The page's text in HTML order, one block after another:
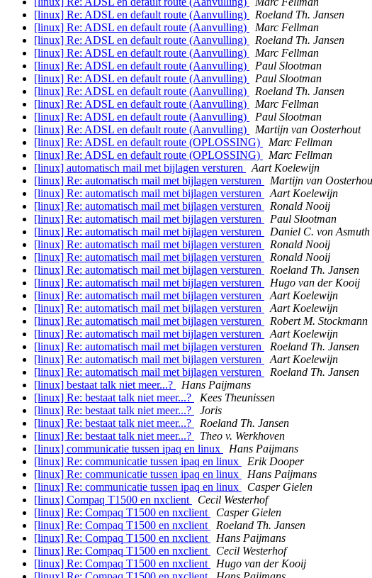
[linux] Re: ADSL en default route (Aanvulling)
Roeland Th. Jansen
[linux] Re: ADSL en default route (Aanvulling)
Marc Fellman
[linux] Re: ADSL en default route (Aanvulling)
Roeland Th. Jansen
[linux] Re: ADSL en default route (Aanvulling)
Marc Fellman
[linux] Re: ADSL en default route (Aanvulling)
Paul Slootman
[linux] Re: ADSL en default route (Aanvulling)
Paul Slootman
[linux] Re: ADSL en default route (Aanvulling)
Roeland Th. Jansen
[linux] Re: ADSL en default route (Aanvulling)
Marc Fellman
[linux] Re: ADSL en default route (Aanvulling)
Paul Slootman
[linux] Re: ADSL en default route (Aanvulling)
Martijn van Oosterhout
[linux] Re: ADSL en default route (OPLOSSING)
Marc Fellman
[linux] Re: ADSL en default route (OPLOSSING)
Marc Fellman
[linux] automatisch mail met bijlagen versturen
Aart Koelewijn
[linux] Re: automatisch mail met bijlagen versturen
Martijn van
[linux] Re: automatisch mail met bijlagen versturen
Aart Koelewijn
[linux] Re: automatisch mail met bijlagen versturen
Ronald Nooij
[linux] Re: automatisch mail met bijlagen versturen
Paul Slootman
[linux] Re: automatisch mail met bijlagen versturen
Daniel C. von Asmuth
[linux] Re: automatisch mail met bijlagen versturen
Ronald Nooij
[linux] Re: automatisch mail met bijlagen versturen
Ronald Nooij
[linux] Re: automatisch mail met bijlagen versturen
Roeland Th. Jansen
[linux] Re: automatisch mail met bijlagen versturen
Hugo van der Kooij
[linux] Re: automatisch mail met bijlagen versturen
Aart Koelewijn
[linux] Re: automatisch mail met bijlagen versturen
Aart Koelewijn
[linux] Re: automatisch mail met bijlagen versturen
Robert M. Stockmann
[linux] Re: automatisch mail met bijlagen versturen
Aart Koelewijn
[linux] Re: automatisch mail met bijlagen versturen
Roeland Th. Jansen
[linux] Re: automatisch mail met bijlagen versturen
Aart Koelewijn
[linux] Re: automatisch mail met bijlagen versturen
Roeland Th. Jansen
[linux] bestaat talk niet meer...?
Hans Paijmans
[linux] Re: bestaat talk niet meer...?
Kees Theunissen
[linux] Re: bestaat talk niet meer...?
Joris
[linux] Re: bestaat talk niet meer...?
Roeland Th. Jansen
[linux] Re: bestaat talk niet meer...?
Theo v. Werkhoven
[linux] communicatie tussen ipaq en linux
Hans Paijmans
[linux] Re: communicatie tussen ipaq en linux
Erik Dooper
[linux] Re: communicatie tussen ipaq en linux
Hans Paijmans
[linux] Re: communicatie tussen ipaq en linux
Casper Gielen
[linux] Compaq T1500 en nxclient
Cecil Westerhof
[linux] Re: Compaq T1500 en nxclient
Casper Gielen
[linux] Re: Compaq T1500 en nxclient
Roeland Th. Jansen
[linux] Re: Compaq T1500 en nxclient
Hans Paijmans
[linux] Re: Compaq T1500 en nxclient
Cecil Westerhof
[linux] Re: Compaq T1500 en nxclient
Hugo van der Kooij